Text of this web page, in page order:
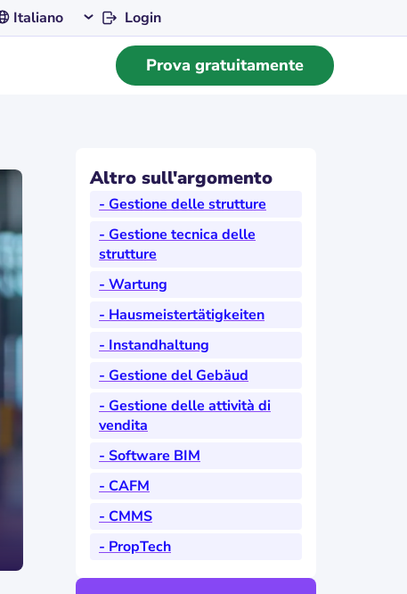
Italiano Login
Prova gratuitamente
Altro sull'argomento
- Gestione delle strutture
- Gestione tecnica delle
strutture
- Wartung
- Hausmeistertätigkeiten
- Instandhaltung
- Gestione del Gebäud
- Gestione delle attività di
vendita
- Software BIM
- CAFM
- CMMS
- PropTech